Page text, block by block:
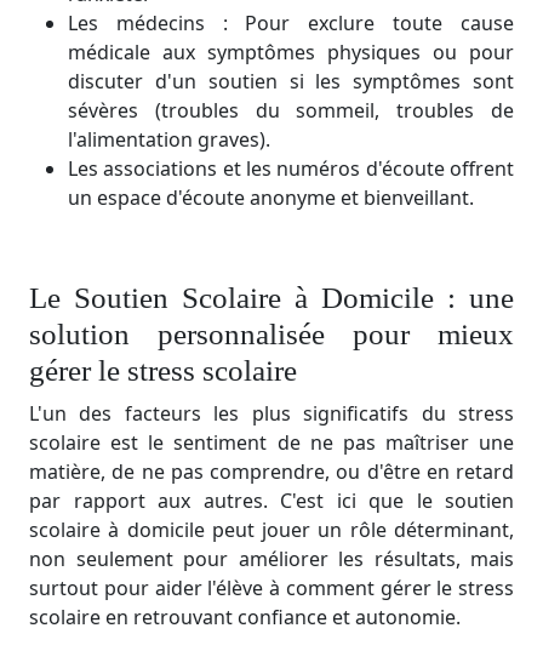
Les médecins : Pour exclure toute cause
médicale aux symptômes physiques ou pour
discuter d'un soutien si les symptômes sont
sévères (troubles du sommeil, troubles de
l'alimentation graves).
Les associations et les numéros d'écoute offrent
un espace d'écoute anonyme et bienveillant.
Le Soutien Scolaire à Domicile : une
solution personnalisée pour mieux
gérer le stress scolaire
L'un des facteurs les plus significatifs du stress
scolaire est le sentiment de ne pas maîtriser une
matière, de ne pas comprendre, ou d'être en retard
par rapport aux autres. C'est ici que le soutien
scolaire à domicile peut jouer un rôle déterminant,
non seulement pour améliorer les résultats, mais
surtout pour aider l'élève à comment gérer le stress
scolaire en retrouvant confiance et autonomie.